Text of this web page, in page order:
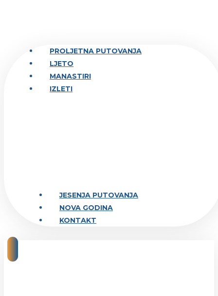
PROLJETNA PUTOVANJA
LJETO
MANASTIRI
IZLETI
JESENJA PUTOVANJA
NOVA GODINA
KONTAKT